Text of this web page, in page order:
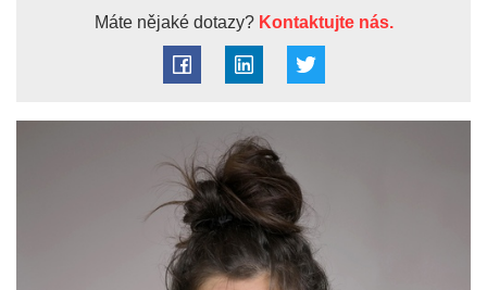
Máte nějaké dotazy?Kontaktujte nás.